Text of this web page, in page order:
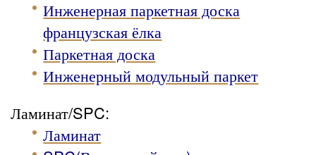
Инженерная паркетная доска
французская ёлка
Паркетная доска
Инженерный модульный паркет
Ламинат/SPC:
Ламинат